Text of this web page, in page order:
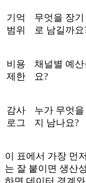
기억
범위
무엇을 장기
로 남길까요
비용
제한
채널별 예
요?
감사
로그
누가 무엇
지 남나요?
이 표에서 가장 먼
는 잘 붙이면 생산